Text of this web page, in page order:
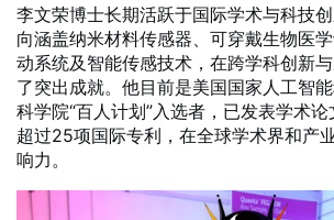
智能网联汽车：从“新能源汽车之都”到“无人之
“无人驾驶、有人运营”困局何解？来电岛：自
市成网
无人配送车“遍地跑”的时代，正从山东加速到来
李文荣博士长期活跃于国际学术与科技
向涵盖纳米材料传感器、可穿戴生物医
动系统及智能传感技术，在跨学科创新
了突出成就。他目前是美国国家人工智
科学院“百人计划”入选者，已发表学术
超过25项国际专利，在全球学术界和产
响力。